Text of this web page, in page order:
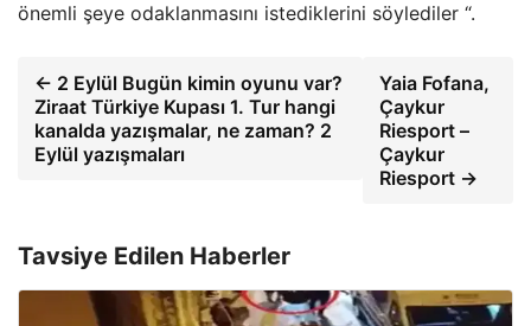
önemli şeye odaklanmasını istediklerini söylediler “.
← 2 Eylül Bugün kimin oyunu var?
Ziraat Türkiye Kupası 1. Tur hangi
kanalda yazışmalar, ne zaman? 2
Eylül yazışmaları
Yaia Fofana,
Çaykur
Riesport –
Çaykur
Riesport →
Tavsiye Edilen Haberler